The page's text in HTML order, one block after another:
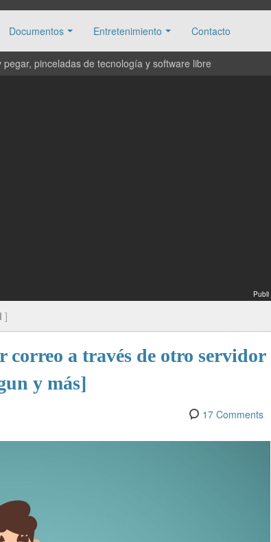
Documentos Entretenimiento Contacto
pinceladas de tecnología y software libre
Publi
]
a través de otro servidor
y más]
17 Comments